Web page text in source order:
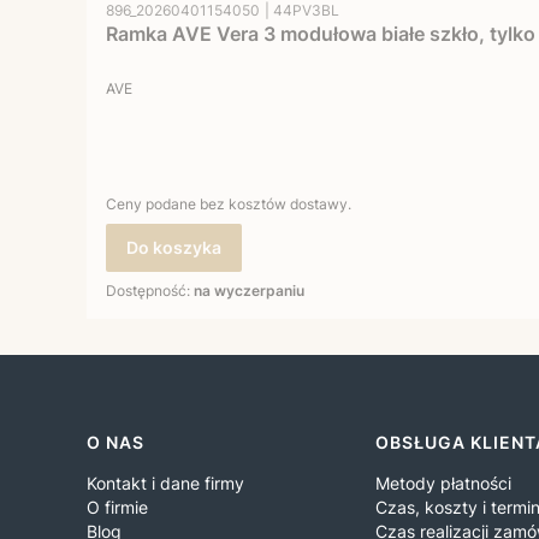
Kod produktu
896_20260401154050 Kod producenta
44PV3BL
Ramka AVE Vera 3 modułowa białe szkło,
PRODUCENT
AVE
Ceny podane bez kosztów dostawy.
Do koszyka
Dostępność: na wyczerpaniu
Linki w stopce
O NAS
Kontakt i dane firmy
O firmie
Blog
OBSŁUGA
Metody płatności
Czas, koszty i
Czas realizacji